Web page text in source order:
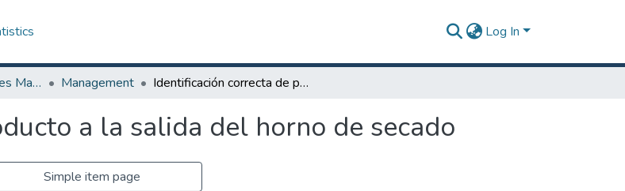
Log In
Design Project Articles Master Degree Management Identificación correcta de producto a la salida del horno de secado
a la salida del horno de secado
Simple item page